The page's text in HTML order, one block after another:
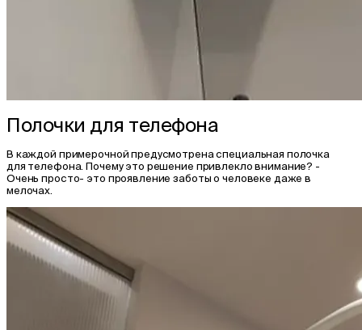
Полочки для телефона
В каждой примерочной предусмотрена специальная полочка
для телефона. Почему это решение привлекло внимание? -
Очень просто- это проявление заботы о человеке даже в
мелочах.